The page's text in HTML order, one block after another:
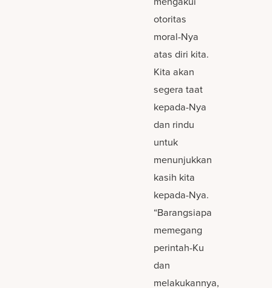
otoritas
moral-Nya
atas diri kita.
Kita akan
segera taat
kepada-Nya
dan rindu
untuk
menunjukkan
kasih kita
kepada-Nya.
“Barangsiapa
memegang
perintah-Ku
dan
melakukannya,